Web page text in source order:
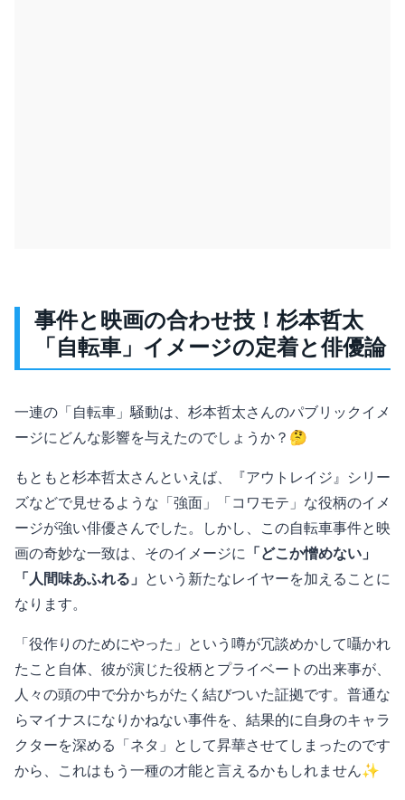
事件と映画の合わせ技！杉本哲太
「自転車」イメージの定着と俳優論
一連の「自転車」騒動は、杉本哲太さんのパブリックイメ
ージにどんな影響を与えたのでしょうか？🤔
もともと杉本哲太さんといえば、『アウトレイジ』シリー
ズなどで見せるような「強面」「コワモテ」な役柄のイメ
ージが強い俳優さんでした。しかし、この自転車事件と映
画の奇妙な一致は、そのイメージに 「どこか憎めない」
「人間味あふれる」 という新たなレイヤーを加えることに
なります。
「役作りのためにやった」という噂が冗談めかして囁かれ
たこと自体、彼が演じた役柄とプライベートの出来事が、
人々の頭の中で分かちがたく結びついた証拠です。普通な
らマイナスになりかねない事件を、結果的に自身のキャラ
クターを深める「ネタ」として昇華させてしまったのです
から、これはもう一種の才能と言えるかもしれません✨